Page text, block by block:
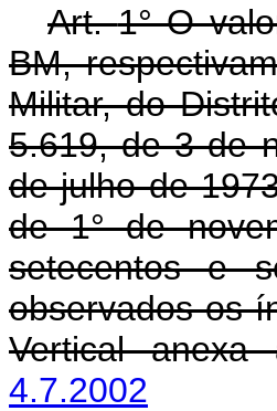
Art. 1° O
BM,
Militar, do
5.619, de 3 de
de julho de
de 1° de
setecentos e
observados os
Vertical
4.7.2002